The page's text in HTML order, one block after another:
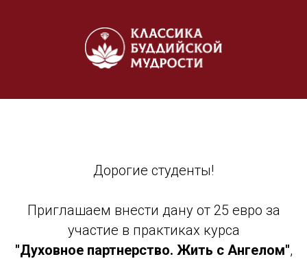
Дорогие студенты!
Приглашаем внести дану от 25 евро за
участие в практиках курса
"Духовное партнерство. Жить с Ангелом",